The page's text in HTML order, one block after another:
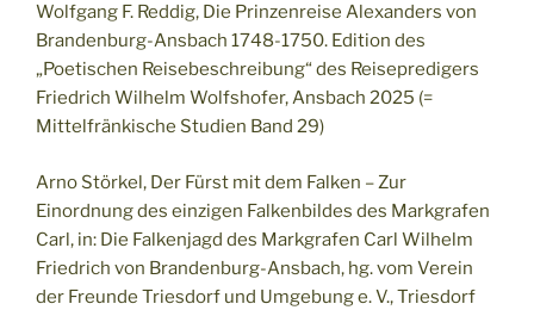
Wolfgang F. Reddig, Die Prinzenreise Alexanders von
Brandenburg-Ansbach 1748-1750. Edition des
„Poetischen Reisebeschreibung“ des Reisepredigers
Friedrich Wilhelm Wolfshofer, Ansbach 2025 (=
Mittelfränkische Studien Band 29)
Arno Störkel, Der Fürst mit dem Falken – Zur
Einordnung des einzigen Falkenbildes des Markgrafen
Carl, in: Die Falkenjagd des Markgrafen Carl Wilhelm
Friedrich von Brandenburg-Ansbach, hg. vom Verein
der Freunde Triesdorf und Umgebung e. V., Triesdorf